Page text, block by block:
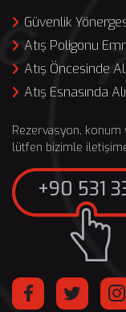
Güvenlik
Atış Poligonu
Atış Öncesinde
Atış Esnasında
Rezervasyon,
lütfen bizimle
+90 531